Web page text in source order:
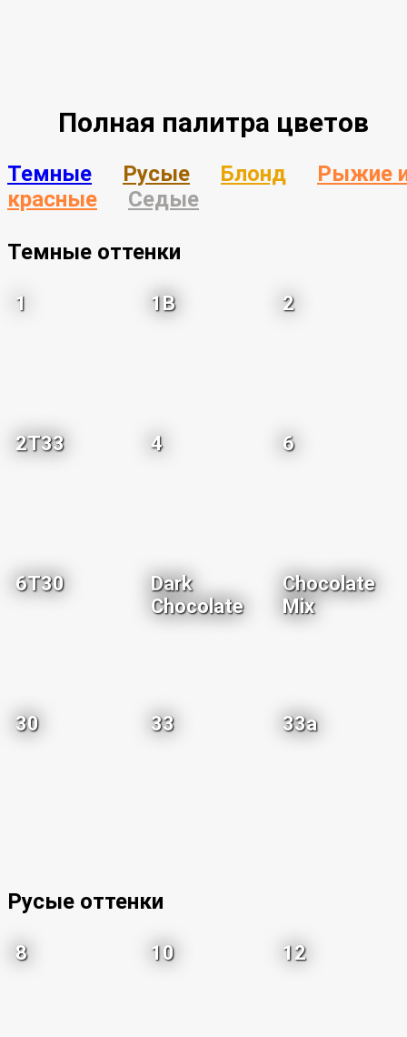
Полная палитра цветов
Темные Русые Блонд
Рыжие
красные
Седые
Темные оттенки
1 1B 2
2T33 4 6
6T30
Dark
Chocolate
Chocolate
Mix
30 33 33a
Русые оттенки
8 10 12